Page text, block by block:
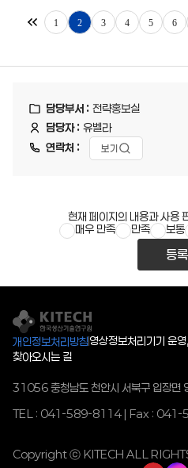
1 2 3 4 5 6
담당부서 : 전략홍보실
담당자 : 유벨라
연락처 :
보기
현재 페이지의 내용과 사용
매우 만족
만족 보통
등록
개인정보처리방침영상정보처리기기 운
찾아오시는 길
31056 충청남도 천안시 서북구 입장면
TEL : 041-589-8114 | Fax :
Copyright ⓒ KITECH ALL